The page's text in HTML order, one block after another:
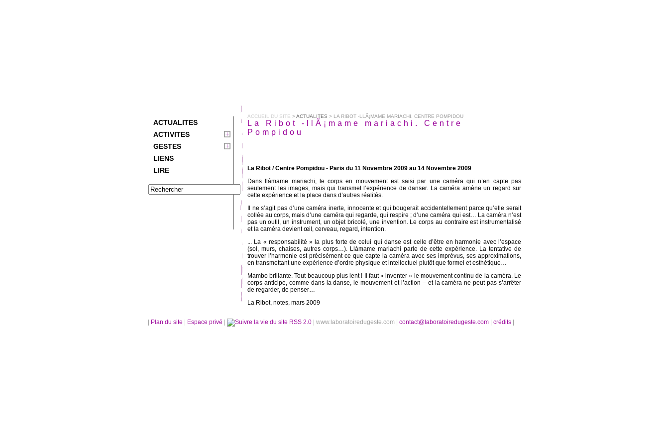
ACTUALITES
ACTIVITES
GESTES
LIENS
LIRE
ACCUEIL DU SITE >ACTUALITES > LA RIBOT -LLÃ¡MAME MARIACHI. CENTRE POMPIDOU
La Ribot -llÃ¡mame mariachi. Centre
Pompidou
La Ribot / Centre Pompidou - Paris du 11 Novembre 2009 au 14 Novembre 2009
Dans llámame mariachi, le corps en mouvement est saisi par une caméra qui n’en capte pas
seulement les images, mais qui transmet l’expérience de danser. La caméra amène un regard sur
cette expérience et la place dans d’autres réalités.
Il ne s’agit pas d’une caméra inerte, innocente et qui bougerait accidentellement parce qu’elle serait
collée au corps, mais d’une caméra qui regarde, qui respire ; d’une caméra qui est… La caméra n’est
pas un outil, un instrument, un objet bricolé, une invention. Le corps au contraire est instrumentalisé
et la caméra devient œil, cerveau, regard, intention.
... La « responsabilité » la plus forte de celui qui danse est celle d’être en harmonie avec l’espace
(sol, murs, chaises, autres corps…). Llámame mariachi parle de cette expérience. La tentative de
trouver l’harmonie est précisément ce que capte la caméra avec ses imprévus, ses approximations,
en transmettant une expérience d’ordre physique et intellectuel plutôt que formel et esthétique…
Mambo brillante. Tout beaucoup plus lent ! Il faut « inventer » le mouvement continu de la caméra. Le
corps anticipe, comme dans la danse, le mouvement et l’action – et la caméra ne peut pas s’arrêter
de regarder, de penser…
La Ribot, notes, mars 2009
Plan du site Espace privé RSS 2.0 | www.laboratoiredugeste.com | contact@laboratoiredugeste.com crédits